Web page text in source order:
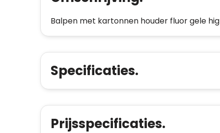
Balpen met kartonnen houder fluor gele
Specificaties.
Prijsspecificaties.